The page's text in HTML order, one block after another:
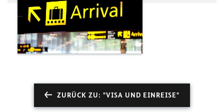
ZURÜCK ZU: "VISA UND EINREISE"